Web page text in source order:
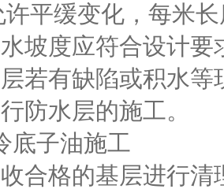
平缓变化，每米
坡度应符合设计要
有缺陷或积水等
防水层的施工。
子油施工
格的基层进行清